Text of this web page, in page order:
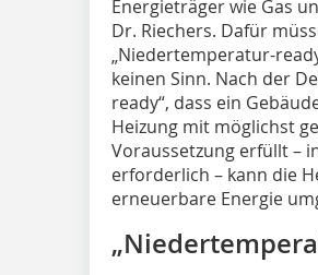
Energieträger wie Gas
Dr. Riechers. Dafür
„Niedertemperatur-
keinen Sinn. Nach der
ready“, dass ein
Heizung mit möglichst
Voraussetzung erfüllt –
erforderlich – kann die
erneuerbare Energie